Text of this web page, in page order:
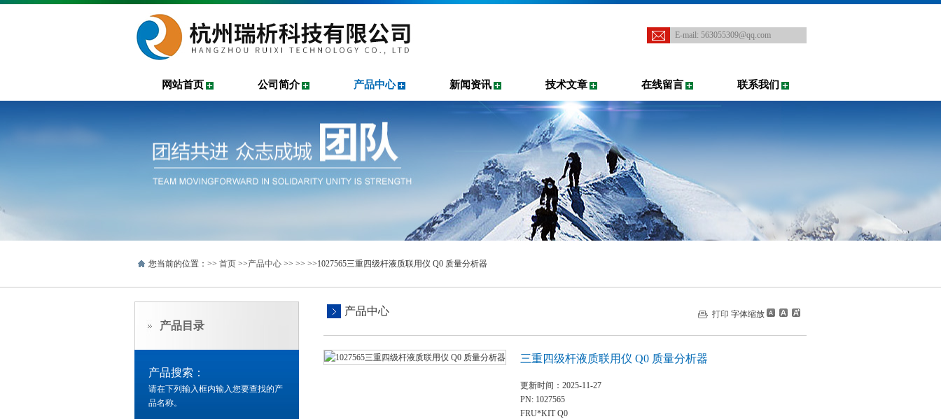
E-mail: 563055309@qq.com
网站首页 公司简介 产品中心 新闻资讯 技术文章 在线留言 联系我们
您当前的位置：>> 首页 >>产品中心 >> >> >>1027565三重四级杆液质联用仪 Q0 质量分析器
产品目录
产品搜索：
请在下列输入框内输入您要查找的产
品名称。
产品中心 打印 字体缩放
三重四级杆液质联用仪 Q0 质量分析器
更新时间：2025-11-27
PN: 1027565
FRU*KIT Q0